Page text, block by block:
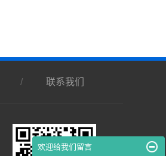
/ 联系我们
欢迎给我们留言